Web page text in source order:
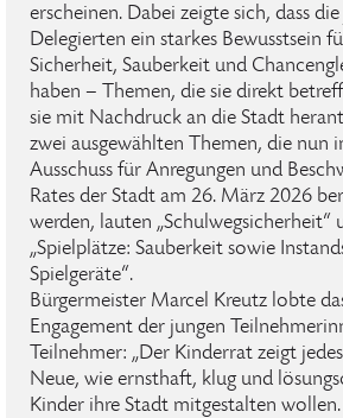
erscheinen. Dabei zeigte sich, dass
Delegierten ein starkes Bewusstsein
Sicherheit, Sauberkeit und
haben – Themen, die sie direkt
sie mit Nachdruck an die Stadt
zwei ausgewählten Themen, die nun
Ausschuss für Anregungen und
Rates der Stadt am 26. März 2026
werden, lauten „Schulwegsicherheit“
„Spielplätze: Sauberkeit sowie
Spielgeräte“.
Bürgermeister Marcel Kreutz lobte
Engagement der jungen
Teilnehmer: „Der Kinderrat zeigt
Neue, wie ernsthaft, klug und
Kinder ihre Stadt mitgestalten wollen.